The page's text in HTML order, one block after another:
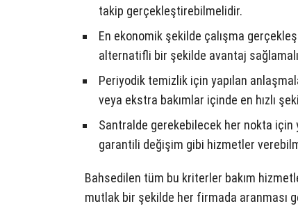
takip gerçekleştirebilmelidir.
En ekonomik şekilde çalışma
alternatifli bir şekilde avantaj
Periyodik temizlik için yapılan
veya ekstra bakımlar içinde en hızlı
Santralde gerekebilecek her nokta için
garantili değişim gibi hizmetler
Bahsedilen tüm bu kriterler bakım
mutlak bir şekilde her firmada aranması